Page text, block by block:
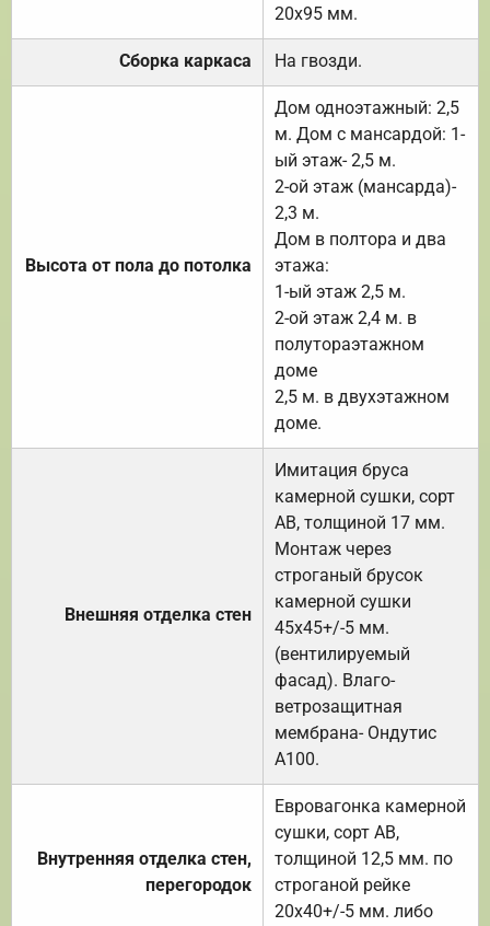
20х95 мм.
Сборка каркаса На гвозди.
Высота от пола до потолка
Дом одноэтажный: 2,5
м. Дом с мансардой: 1-
ый этаж- 2,5 м.
2-ой этаж (мансарда)-
2,3 м.
Дом в полтора и два
этажа:
1-ый этаж 2,5 м.
2-ой этаж 2,4 м. в
полутораэтажном
доме
2,5 м. в двухэтажном
доме.
Внешняя отделка стен
Имитация бруса
камерной сушки, сорт
АВ, толщиной 17 мм.
Монтаж через
строганый брусок
камерной сушки
45х45+/-5 мм.
(вентилируемый
фасад). Влаго-
ветрозащитная
мембрана- Ондутис
А100.
Внутренняя отделка стен,
перегородок
Евровагонка камерной
сушки, сорт АВ,
толщиной 12,5 мм. по
строганой рейке
20х40+/-5 мм. либо